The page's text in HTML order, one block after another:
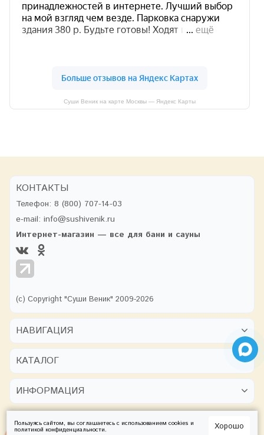
Суши Веник на карте Москвы — Яндекс Карты
КОНТАКТЫ
Телефон: 8 (800) 707-14-03
e-mail: info@sushivenik.ru
Интернет-магазин — все для бани и сауны
(с) Copyright "Суши Веник" 2009-2026
НАВИГАЦИЯ
КАТАЛОГ
ИНФОРМАЦИЯ
Пользуясь сайтом, вы соглашаетесь с использованием cookies и
политикой конфиденциальности. Хорошо